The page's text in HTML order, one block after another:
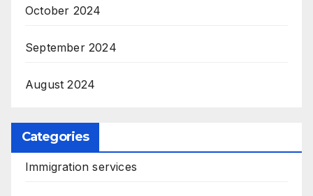
October 2024
September 2024
August 2024
Categories
Immigration services